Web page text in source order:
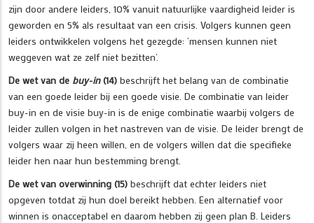
zijn door andere leiders, 10% vanuit natuurlijke vaardigheid leider is
geworden en 5% als resultaat van een crisis. Volgers kunnen geen
leiders ontwikkelen volgens het gezegde: ‘mensen kunnen niet
weggeven wat ze zelf niet bezitten’.
De wet van de buy-in(14) beschrijft het belang van de combinatie
van een goede leider bij een goede visie. De combinatie van leider
buy-in en de visie buy-in is de enige combinatie waarbij volgers de
leider zullen volgen in het nastreven van de visie. De leider brengt de
volgers waar zij heen willen, en de volgers willen dat die specifieke
leider hen naar hun bestemming brengt.
De wet van overwinning (15) beschrijft dat echter leiders niet
opgeven totdat zij hun doel bereikt hebben. Een alternatief voor
winnen is onacceptabel en daarom hebben zij geen plan B. Leiders